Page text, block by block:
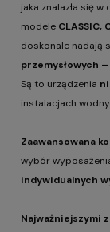
jaka znalazła się
modele CLASSIC,
doskonale nadają
przemysłowych
Są to urządzenia
instalacjach
Zaawansowana
wybór
indywidualnych
Najważniejszymi